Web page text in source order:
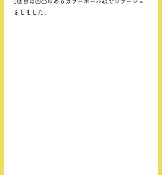
をしました。